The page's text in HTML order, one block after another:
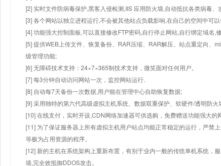
[2] 实时文件防病毒保护,黑客入侵检测,IIS 应用防火墙,自动抵抗各类病毒、
[3] 各个网站以独立进程运行,不会被其他站点负载影响,在自己的空间中可
[4] 功能强大控制面板,可以直接修改FTP密码,自行停止网站,自行绑定域名,
[5] 提供WEB上传文件、恢复备份、RAR压缩、RAR解压、站点重定向、
级管理功能;
[6] 无障碍技术支持：24×7×365制技术支持，微笑面对任何用户。
[7] 每3分钟自动访问网站一次，监控网站运行.
[8] 自动每7天备份一次数据,用户能在管理中心自助恢复数据;
[9] 采用独特的第六代高级虚拟主机系统、数据双重保护、软硬件/透明防火
[10] 在线支付，实时开设,CDN网络加速器可供选购，免费赠送功能强大
[11] 为了保证服务器上所有虚拟主机用户站点均能正常稳定的运行，严禁
等极为占用资源的程序。
[12] 新的主机在系统架构上重新布置，有别于业内一般的传统单机系统，
墙,完全效抵御DDOS攻击。